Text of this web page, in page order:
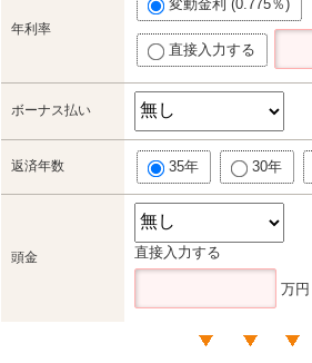
年利率
変動金利 (0.775％)
直接入力する
ボーナス払い
返済年数 35年 30年
頭金 直接入力する
万円